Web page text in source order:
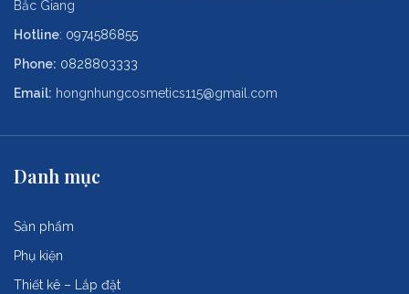
Bắc Giang
Hotline: 0974586855
Phone: 0828803333
Email: hongnhungcosmetics115@gmail.com
Danh mục
Sản phẩm
Phụ kiện
Thiết kê – Lắp đặt